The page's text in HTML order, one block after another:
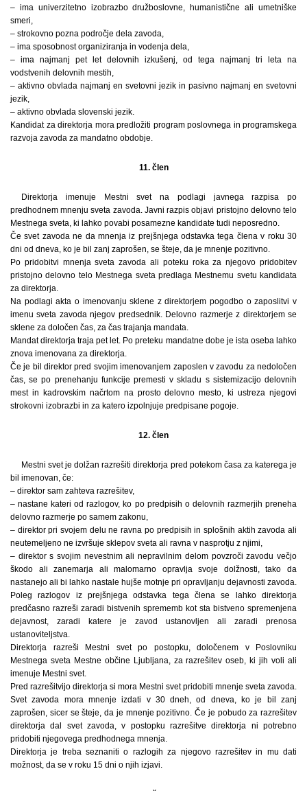
– ima univerzitetno izobrazbo družboslovne, humanistične ali umetniške
smeri,
– strokovno pozna področje dela zavoda,
– ima sposobnost organiziranja in vodenja dela,
– ima najmanj pet let delovnih izkušenj, od tega najmanj tri leta na
vodstvenih delovnih mestih,
– aktivno obvlada najmanj en svetovni jezik in pasivno najmanj en svetovni
jezik,
– aktivno obvlada slovenski jezik.
Kandidat za direktorja mora predložiti program poslovnega in programskega
razvoja zavoda za mandatno obdobje.
11. člen
Direktorja imenuje Mestni svet na podlagi javnega razpisa po
predhodnem mnenju sveta zavoda. Javni razpis objavi pristojno delovno telo
Mestnega sveta, ki lahko povabi posamezne kandidate tudi neposredno.
Če svet zavoda ne da mnenja iz prejšnjega odstavka tega člena v roku 30
dni od dneva, ko je bil zanj zaprošen, se šteje, da je mnenje pozitivno.
Po pridobitvi mnenja sveta zavoda ali poteku roka za njegovo pridobitev
pristojno delovno telo Mestnega sveta predlaga Mestnemu svetu kandidata
za direktorja.
Na podlagi akta o imenovanju sklene z direktorjem pogodbo o zaposlitvi v
imenu sveta zavoda njegov predsednik. Delovno razmerje z direktorjem se
sklene za določen čas, za čas trajanja mandata.
Mandat direktorja traja pet let. Po preteku mandatne dobe je ista oseba lahko
znova imenovana za direktorja.
Če je bil direktor pred svojim imenovanjem zaposlen v zavodu za nedoločen
čas, se po prenehanju funkcije premesti v skladu s sistemizacijo delovnih
mest in kadrovskim načrtom na prosto delovno mesto, ki ustreza njegovi
strokovni izobrazbi in za katero izpolnjuje predpisane pogoje.
12. člen
Mestni svet je dolžan razrešiti direktorja pred potekom časa za katerega je
bil imenovan, če:
– direktor sam zahteva razrešitev,
– nastane kateri od razlogov, ko po predpisih o delovnih razmerjih preneha
delovno razmerje po samem zakonu,
– direktor pri svojem delu ne ravna po predpisih in splošnih aktih zavoda ali
neutemeljeno ne izvršuje sklepov sveta ali ravna v nasprotju z njimi,
– direktor s svojim nevestnim ali nepravilnim delom povzroči zavodu večjo
škodo ali zanemarja ali malomarno opravlja svoje dolžnosti, tako da
nastanejo ali bi lahko nastale hujše motnje pri opravljanju dejavnosti zavoda.
Poleg razlogov iz prejšnjega odstavka tega člena se lahko direktorja
predčasno razreši zaradi bistvenih sprememb kot sta bistveno spremenjena
dejavnost, zaradi katere je zavod ustanovljen ali zaradi prenosa
ustanoviteljstva.
Direktorja razreši Mestni svet po postopku, določenem v Poslovniku
Mestnega sveta Mestne občine Ljubljana, za razrešitev oseb, ki jih voli ali
imenuje Mestni svet.
Pred razrešitvijo direktorja si mora Mestni svet pridobiti mnenje sveta zavoda.
Svet zavoda mora mnenje izdati v 30 dneh, od dneva, ko je bil zanj
zaprošen, sicer se šteje, da je mnenje pozitivno. Če je pobudo za razrešitev
direktorja dal svet zavoda, v postopku razrešitve direktorja ni potrebno
pridobiti njegovega predhodnega mnenja.
Direktorja je treba seznaniti o razlogih za njegovo razrešitev in mu dati
možnost, da se v roku 15 dni o njih izjavi.